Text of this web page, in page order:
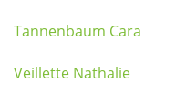
Tannenbaum Cara
Veillette Nathalie